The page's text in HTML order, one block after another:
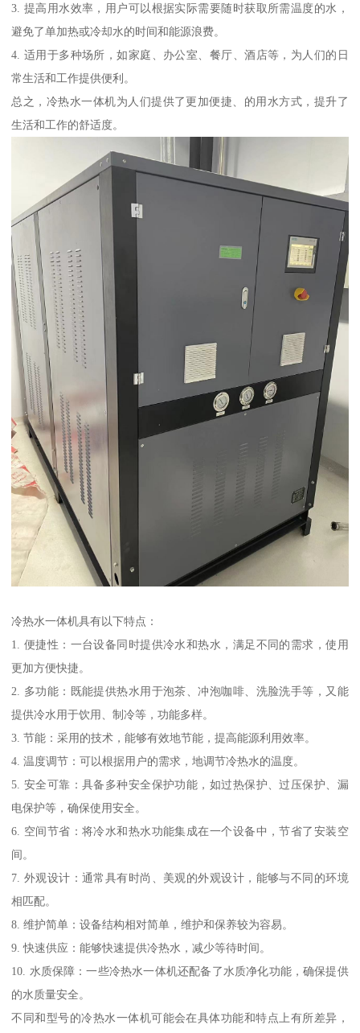
3. 提高用水效率，用户可以根据实际需要随时获取所需温度的水，
避免了单加热或冷却水的时间和能源浪费。
4. 适用于多种场所，如家庭、办公室、餐厅、酒店等，为人们的日
常生活和工作提供便利。
总之，冷热水一体机为人们提供了更加便捷、的用水方式，提升了
生活和工作的舒适度。
冷热水一体机具有以下特点：
1. 便捷性：一台设备同时提供冷水和热水，满足不同的需求，使用
更加方便快捷。
2. 多功能：既能提供热水用于泡茶、冲泡咖啡、洗脸洗手等，又能
提供冷水用于饮用、制冷等，功能多样。
3. 节能：采用的技术，能够有效地节能，提高能源利用效率。
4. 温度调节：可以根据用户的需求，地调节冷热水的温度。
5. 安全可靠：具备多种安全保护功能，如过热保护、过压保护、漏
电保护等，确保使用安全。
6. 空间节省：将冷水和热水功能集成在一个设备中，节省了安装空
间。
7. 外观设计：通常具有时尚、美观的外观设计，能够与不同的环境
相匹配。
8. 维护简单：设备结构相对简单，维护和保养较为容易。
9. 快速供应：能够快速提供冷热水，减少等待时间。
10. 水质保障：一些冷热水一体机还配备了水质净化功能，确保提供
的水质量安全。
不同和型号的冷热水一体机可能会在具体功能和特点上有所差异，